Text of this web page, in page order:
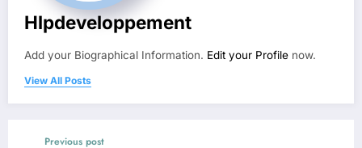
Hlpdeveloppement
Add your Biographical Information. Edit your Profile now.
View All Posts
Previous post